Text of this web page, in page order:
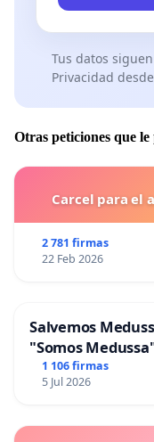
Tus datos
Privacidad
Otras peticiones que
Carcel para el
2 781 firmas
22 Feb 2026
Salvemos
"Somos
1 106 firmas
5 Jul 2026